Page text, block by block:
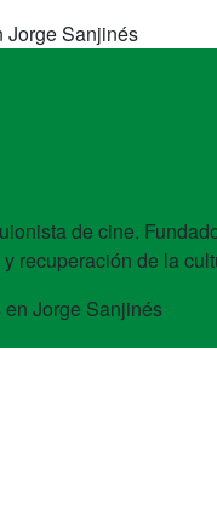
Jorge Sanjinés
de cine.
recuperación de la
en Jorge Sanjinés